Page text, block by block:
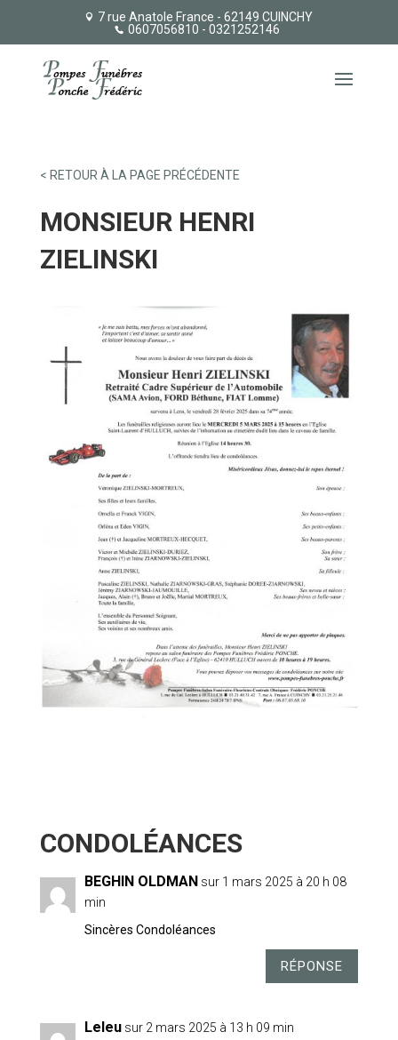
7 rue Anatole France - 62149 CUINCHY
0607056810 - 0321252146
< RETOUR À LA PAGE PRÉCÉDENTE
MONSIEUR HENRI
ZIELINSKI
BEGHIN OLDMAN sur 1 mars 2025 à 20 h 08
min
Sincères Condoléances
RÉPONSE
Leleu sur 2 mars 2025 à 13 h 09 min